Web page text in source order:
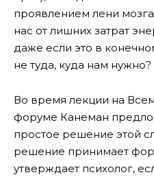
проявлением лени
нас от лишних затрат
даже если это в
не туда, куда нам нужно?
Во время лекции на
форуме Канеман
простое решение этой
решение принимает
утверждает психолог,